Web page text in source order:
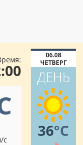
с
06.08
ЧЕТВЕРГ
ДЕНЬ
36°C